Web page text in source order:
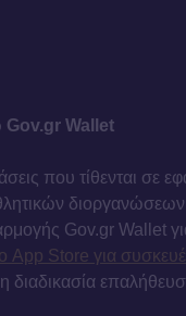
Gov.gr Wallet
που τίθενται σε
Gov.gr Wallet
App Store για
διαδικασία